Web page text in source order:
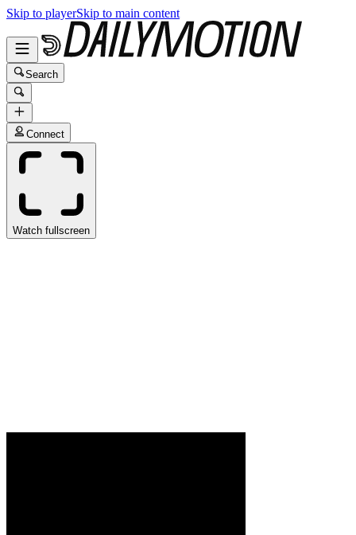
Skip to playerSkip to main content
Search
Connect
Watch fullscreen